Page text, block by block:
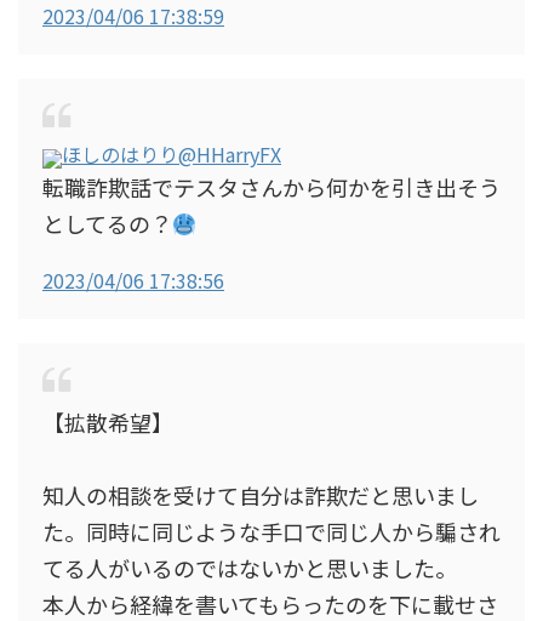
2023/04/06 17:38:59
ほしのはりり@HHarryFX
転職詐欺話でテスタさんから何かを引き出そう
としてるの？
2023/04/06 17:38:56
【拡散希望】
知人の相談を受けて自分は詐欺だと思いまし
た。同時に同じような手口で同じ人から騙され
てる人がいるのではないかと思いました。
本人から経緯を書いてもらったのを下に載せさ